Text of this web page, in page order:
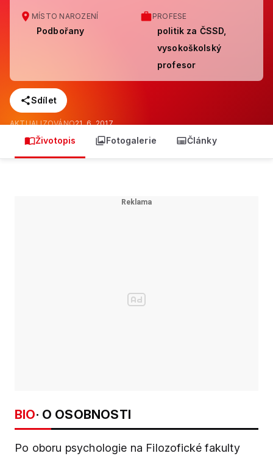
MÍSTO NAROZENÍ
Podbořany
PROFESE
politik za ČSSD,
vysokoškolský
profesor
Sdílet
AKTUALIZOVÁNO21. 6. 2017
Životopis Fotogalerie Články
BIO· O OSOBNOSTI
Po oboru psychologie na Filozofické fakulty